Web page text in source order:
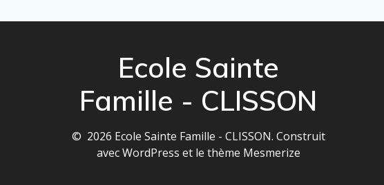
Ecole Sainte
Famille - CLISSON
© 2026 Ecole Sainte Famille - CLISSON. Construit
avec WordPress et le thème Mesmerize